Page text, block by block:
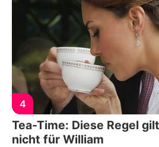
4
Tea-Time: Diese Regel
nicht für William